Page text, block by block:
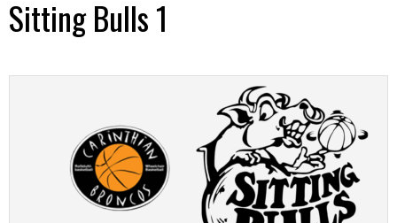
Sitting Bulls 1